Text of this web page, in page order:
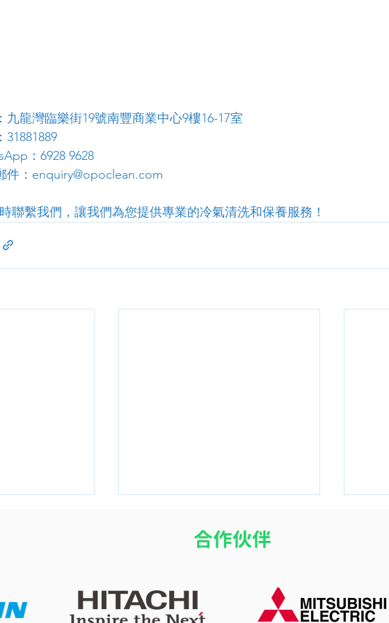
九龍灣臨樂街19號南豐商業中心9樓16-17室
31881889
：6928 9628
件：enquiry@opoclean.com
聯繫我們，讓我們為您提供專業的冷氣清洗和保養服務！
​合作伙伴